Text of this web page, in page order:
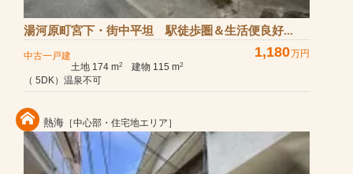
湯河原町宮下・街中平坦 駅徒歩圏＆生活便良好...
中古一戸建 1,180万円
土地 174 m2 建物 115 m2
（ 5DK）温泉不可
熱海 ［中心部・住宅地エリア］